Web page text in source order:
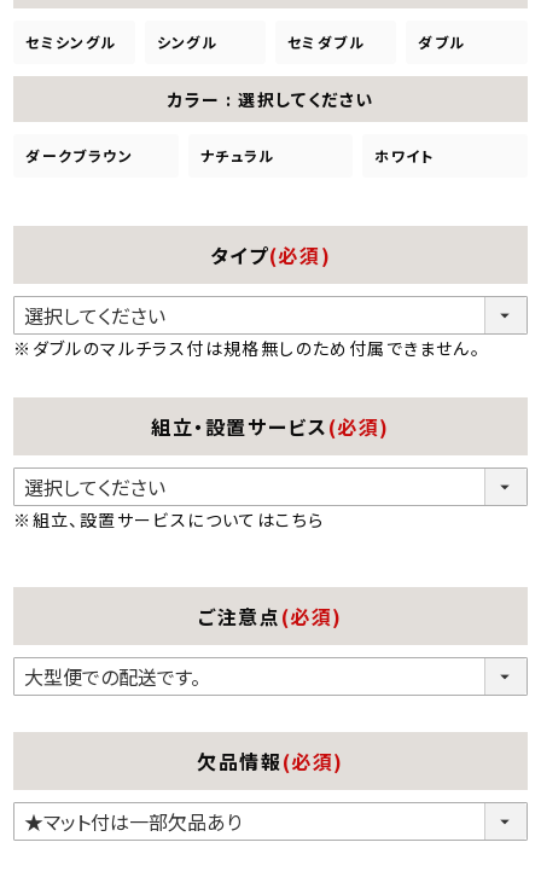
セミシングル シングル セミダブル ダブル
カラー 選択してください
ダークブラウン ナチュラル ホワイト
タイプ(必須)
※ダブルのマルチラス付は規格無しのため付属できません。
組立・設置サービス(必須)
※組立、設置サービスについてはこちら
ご注意点(必須)
欠品情報(必須)